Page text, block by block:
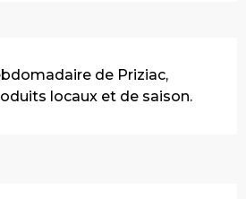
de Priziac,
locaux et de saison.